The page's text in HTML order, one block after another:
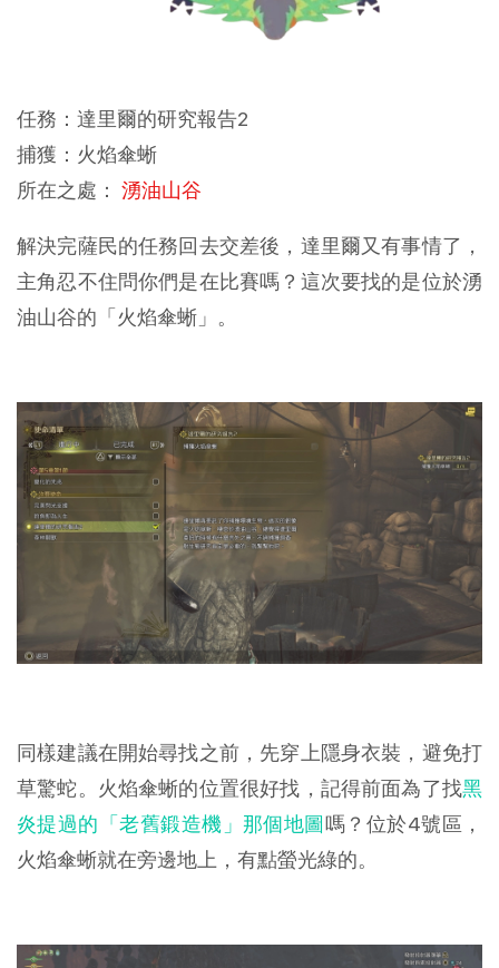
任務：達里爾的研究報告2
捕獲：火焰傘蜥
所在之處： 湧油山谷
解決完薩民的任務回去交差後，達里爾又有事情了，
主角忍不住問你們是在比賽嗎？這次要找的是位於湧
油山谷的「火焰傘蜥」。
同樣建議在開始尋找之前，先穿上隱身衣裝，避免打
草驚蛇。火焰傘蜥的位置很好找，記得前面為了找黑
炎提過的「老舊鍛造機」那個地圖嗎？位於4號區，
火焰傘蜥就在旁邊地上，有點螢光綠的。